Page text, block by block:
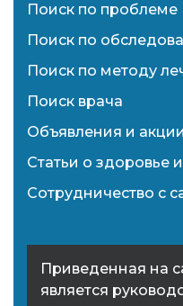
Поиск по проблеме
Поиск по
Поиск по методу
Поиск врача
Объявления и акции
Статьи о здоровье
Сотрудничество с
Приведенная на
является